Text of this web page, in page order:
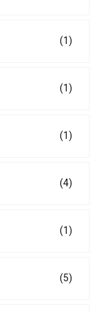
(1)
(1)
(1)
(4)
(1)
(5)